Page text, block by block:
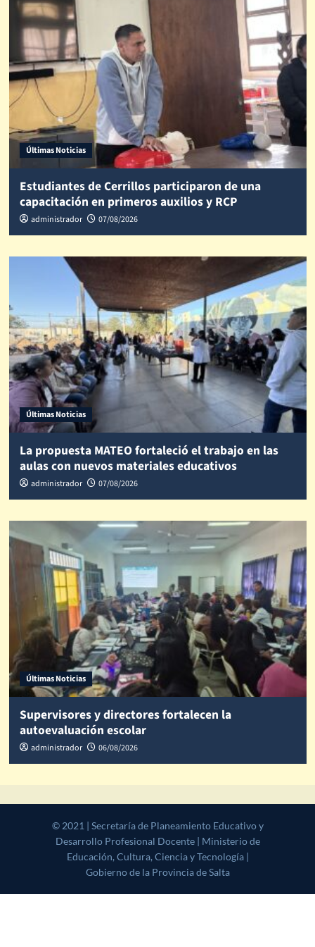
Últimas Noticias
Estudiantes de Cerrillos participaron de una
capacitación en primeros auxilios y RCP
administrador 07/08/2026
Últimas Noticias
La propuesta MATEO fortaleció el trabajo en las
aulas con nuevos materiales educativos
administrador 07/08/2026
Últimas Noticias
Supervisores y directores fortalecen la
autoevaluación escolar
administrador 06/08/2026
© 2021 | Secretaría de Planeamiento Educativo y Desarrollo
Profesional Docente | Ministerio de Educación, Cultura, Ciencia y
Tecnología | Gobierno de la Provincia de Salta|CoverNews
themes.